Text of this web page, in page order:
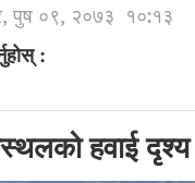
पुष ०९, २०७३ १०:१३
:
हवाई दृश्य